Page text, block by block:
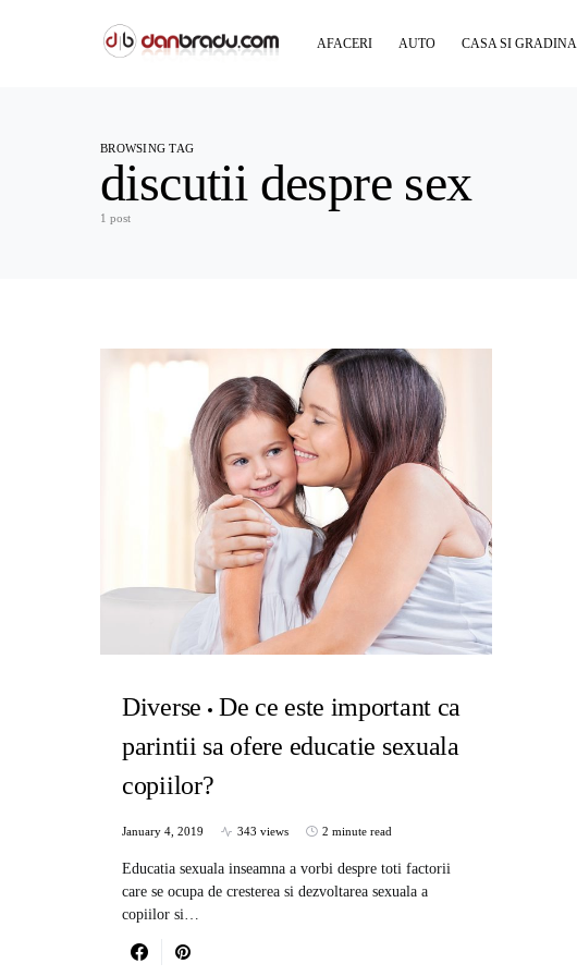
AFACERI AUTO CASA SI GRADINA
BROWSING TAG
discutii despre sex
1 post
Diverse
De ce este important ca
parintii sa ofere educatie sexuala
copiilor?
January 4, 2019 343 views 2 minute read
Educatia sexuala inseamna a vorbi despre toti factorii
care se ocupa de cresterea si dezvoltarea sexuala a
copiilor si…